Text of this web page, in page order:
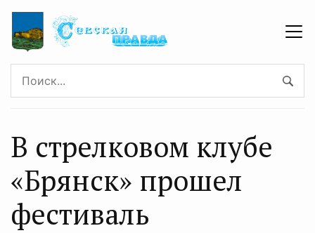
В стрелковом клубе
«Брянск» прошел
фестиваль